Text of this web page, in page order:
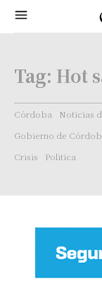
Tag: Hot
Córdoba Noticias
Gobierno de
Crisis
Politica